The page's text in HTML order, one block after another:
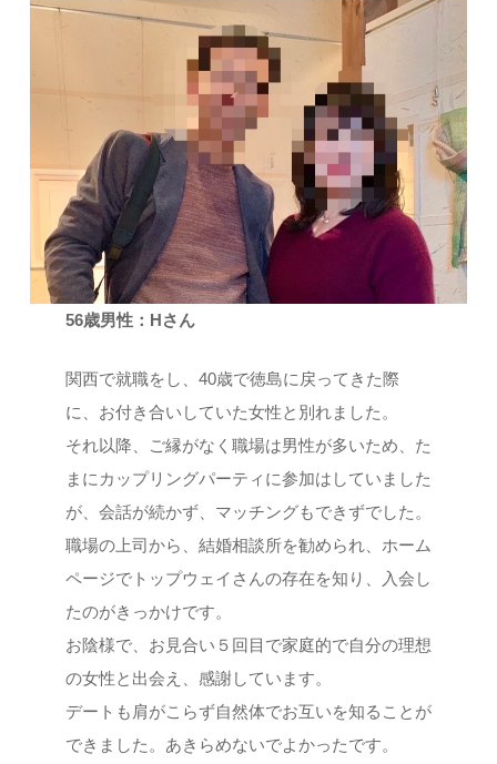
56歳男性：Hさん
関西で就職をし、40歳で徳島に戻ってきた際
に、お付き合いしていた女性と別れました。
それ以降、ご縁がなく職場は男性が多いため、た
まにカップリングパーティに参加はしていました
が、会話が続かず、マッチングもできずでした。
職場の上司から、結婚相談所を勧められ、ホーム
ページでトップウェイさんの存在を知り、入会し
たのがきっかけです。
お陰様で、お見合い５回目で家庭的で自分の理想
の女性と出会え、感謝しています。
デートも肩がこらず自然体でお互いを知ることが
できました。あきらめないでよかったです。